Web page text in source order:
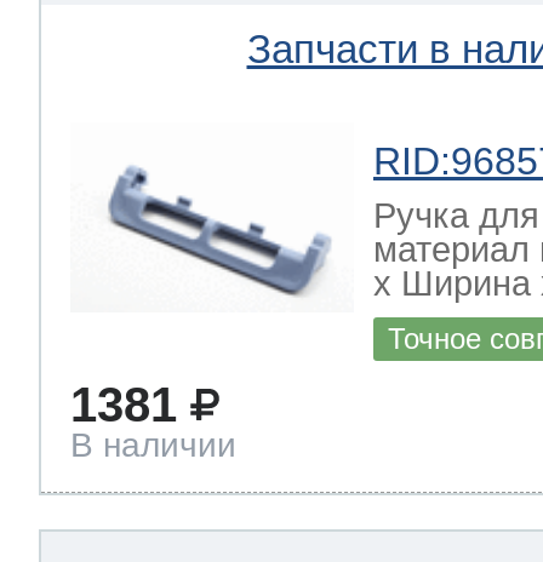
Запчасти в
Ручка
материал
х Ширина
Точное
1381
В наличии